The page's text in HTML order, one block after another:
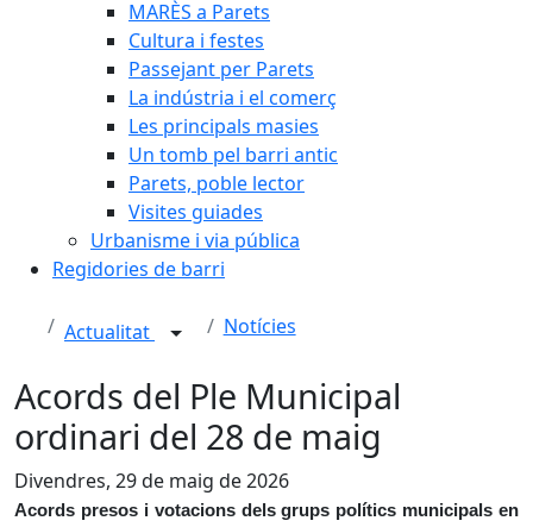
MARÈS a Parets
Cultura i festes
Passejant per Parets
La indústria i el comerç
Les principals masies
Un tomb pel barri antic
Parets, poble lector
Visites guiades
Urbanisme i via pública
Regidories de barri
Actualitat Notícies
Acords del Ple Municipal
ordinari del 28 de maig
Divendres, 29 de maig de 2026
Acords presos i votacions dels grups polítics municipals en